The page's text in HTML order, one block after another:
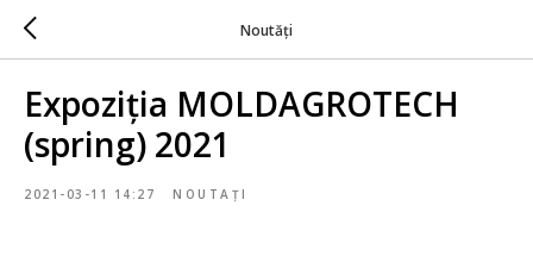
Noutăți
Expoziția MOLDAGROTECH
(spring) 2021
2021-03-11 14:27 NOUTAȚI